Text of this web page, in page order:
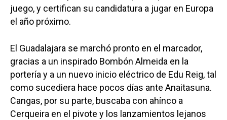
juego, y certifican su candidatura a jugar en Europa
el año próximo.
El Guadalajara se marchó pronto en el marcador,
gracias a un inspirado Bombón Almeida en la
portería y a un nuevo inicio eléctrico de Edu Reig, tal
como sucediera hace pocos días ante Anaitasuna.
Cangas, por su parte, buscaba con ahínco a
Cerqueira en el pivote y los lanzamientos lejanos